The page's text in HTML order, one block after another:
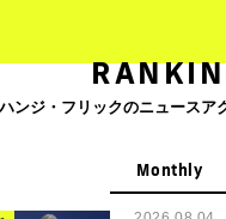
ハンジ・フリックのニュースア
Monthly